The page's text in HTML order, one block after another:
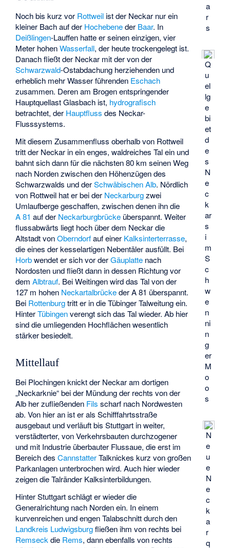
a
r
s
Q
u
el
lg
e
bi
et
d
e
s
N
e
c
k
ar
s
i
m
S
c
h
w
e
n
ni
n
g
er
M
o
o
s
N
e
u
e
N
e
c
k
a
r
q
Noch bis kurz vor Rottweil ist der Neckar nur ein
kleiner Bach auf der Hochebeneder Baar. In
Deißlingen-Lauffen hatte er seinen einzigen, vier
Meter hohenWasserfall, der heute trockengelegt ist.
Danach fließt der Neckar mit der von der
Schwarzwald-Ostabdachung herziehenden und
erheblich mehr Wasser führenden Eschach
zusammen. Deren am Brogen entspringender
Hauptquellast Glasbach ist, hydrografisch
betrachtet, der Hauptfluss des Neckar-
Flusssystems.
Mit diesem Zusammenfluss oberhalb von Rottweil
tritt der Neckar in ein enges, waldreiches Tal ein und
bahnt sich dann für die nächsten 80 km seinen Weg
nach Norden zwischen den Höhenzügen des
Schwarzwalds und derSchwäbischen Alb. Nördlich
von Rottweil hat er bei der Neckarburgzwei
Umlaufberge geschaffen, zwischen denen ihn die
A 81 auf der Neckarburgbrücke überspannt. Weiter
flussabwärts liegt hoch über dem Neckar die
Altstadt vonOberndorfauf einer Kalksinterterrasse,
die eines der kesselartigen Nebentäler ausfüllt. Bei
Horbwendet er sich vor derGäuplatte nach
Nordosten und fließt dann in dessen Richtung vor
demAlbtrauf. Bei Weitingen wird das Tal von der
127 m hohen Neckartalbrückeder A 81 überspannt.
Bei Rottenburgtritt er in die Tübinger Talweitung ein.
HinterTübingenverengt sich das Tal wieder. Ab hier
sind die umliegenden Hochflächen wesentlich
stärker besiedelt.
Mittellauf
Bei Plochingen knickt der Neckar am dortigen
„Neckarknie“ bei der Mündung der rechts von der
Alb her zufließenden Fils scharf nach Nordwesten
ab. Von hier an ist er als Schifffahrtsstraße
ausgebaut und verläuft bis Stuttgart in weiter,
verstädterter, von Verkehrsbauten durchzogener
und mit Industrie überbauter Flussaue, die erst im
Bereich desCannstatterTalknickes kurz von großen
Parkanlagen unterbrochen wird. Auch hier wieder
zeigen die Talränder Kalksinterbildungen.
Hinter Stuttgart schlägt er wieder die
Generalrichtung nach Norden ein. In einem
kurvenreichen und engen Talabschnitt durch den
Landkreis Ludwigsburgfließen ihm von rechts bei
Remseckdie Rems, dann ebenfalls von rechts